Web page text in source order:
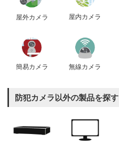
屋外カメラ 屋内カメラ
簡易カメラ 無線カメラ
防犯カメラ以外の製品を探す